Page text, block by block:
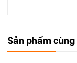
Sản phẩm